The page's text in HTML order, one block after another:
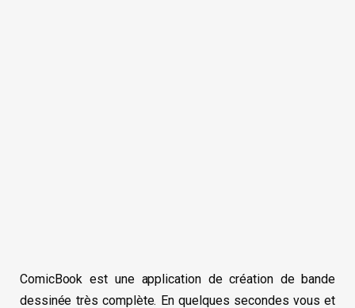
ComicBook est une application de création de bande
dessinée très complète. En quelques secondes vous et